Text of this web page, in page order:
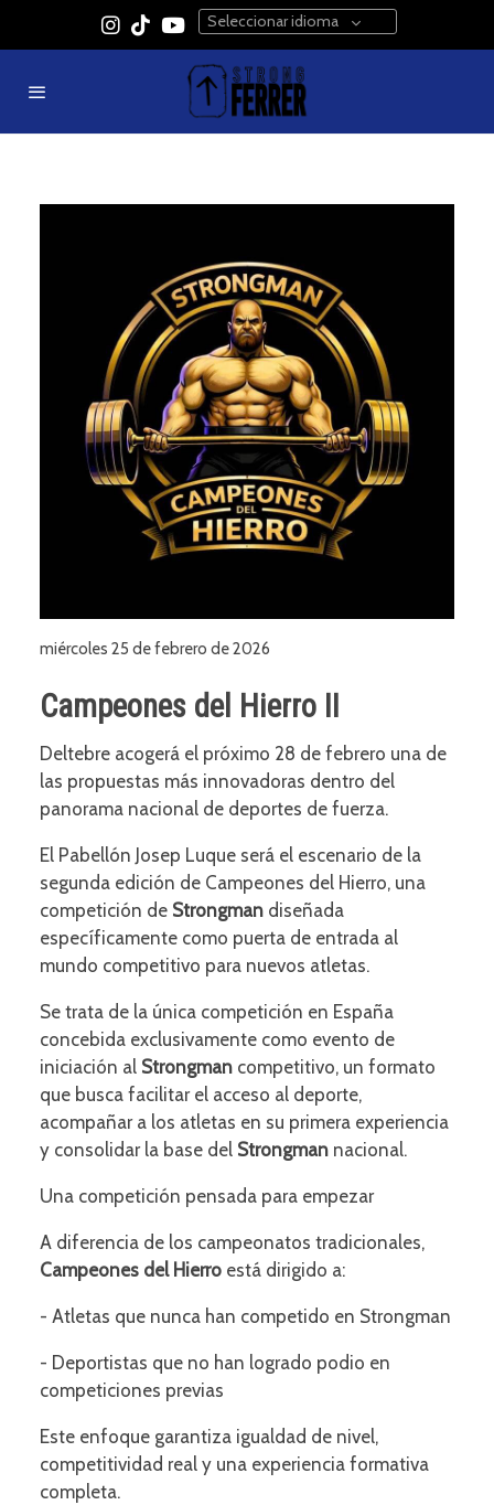
Seleccionar idioma
miércoles 25 de febrero de 2026
Campeones del Hierro II
Deltebre acogerá el próximo 28 de febrero una de
las propuestas más innovadoras dentro del
panorama nacional de deportes de fuerza.
El Pabellón Josep Luque será el escenario de la
segunda edición de Campeones del Hierro, una
competición de Strongman diseñada
específicamente como puerta de entrada al
mundo competitivo para nuevos atletas.
Se trata de la única competición en España
concebida exclusivamente como evento de
iniciación al Strongman competitivo, un formato
que busca facilitar el acceso al deporte,
acompañar a los atletas en su primera experiencia
y consolidar la base del Strongman nacional.
Una competición pensada para empezar
A diferencia de los campeonatos tradicionales,
Campeones del Hierro está dirigido a:
- Atletas que nunca han competido en Strongman
- Deportistas que no han logrado podio en
competiciones previas
Este enfoque garantiza igualdad de nivel,
competitividad real y una experiencia formativa
completa.